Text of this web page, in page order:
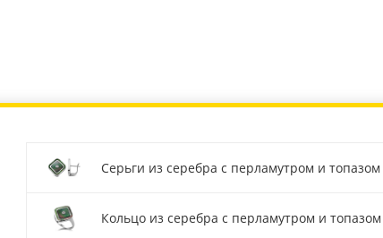
Серьги из серебра с перламутром и топазом
Кольцо из серебра с перламутром и